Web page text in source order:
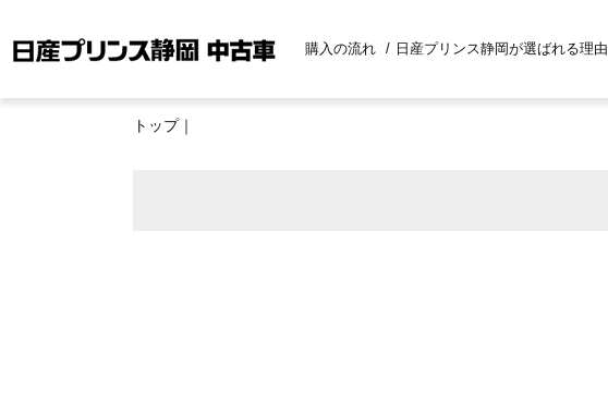
購入の流れ 日産プリンス静岡が選ばれる理由
トップ｜